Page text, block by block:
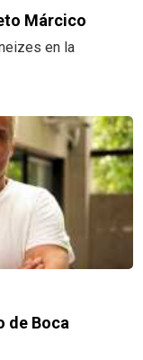
Márcico
en la
de Boca